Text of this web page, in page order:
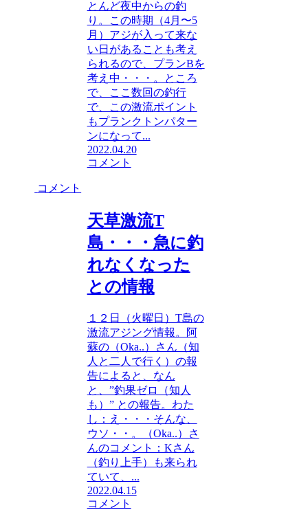
とんど夜中からの釣
り。この時期（4月〜5
月）アジが入って来な
い日があることも考え
られるので、プランBを
考え中・・・。ところ
で、ここ数回の釣行
で、この激流ポイント
もプランクトンパター
ンになって...
2022.04.20
コメント
コメント
天草激流T
島・・・急に釣
れなくなった
との情報
１２日（火曜日）T島の
激流アジング情報。阿
蘇の（Oka..）さん（知
人と二人で行く）の報
告によると、なん
と、”釣果ゼロ（知人
も）” との報告。わた
し：え・・・そんな、
ウソ・・。（Oka..）さ
んのコメント：Kさん
（釣り上手）も来られ
ていて、...
2022.04.15
コメント